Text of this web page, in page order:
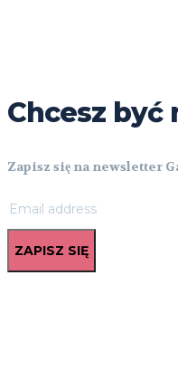
Chcesz być
Zapisz się na newsletter
ZAPISZ SIĘ